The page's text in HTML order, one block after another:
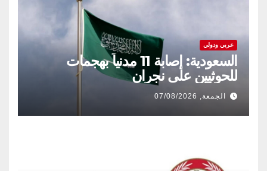
عربي ودولي
السعودية: إصابة 11 مدنياً بهجمات
للحوثيين على نجران
الجمعة, 07/08/2026